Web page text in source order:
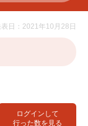
ログインして
行った数を見る
表日：2021年10月28日